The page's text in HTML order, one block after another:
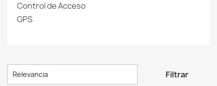
Control de Acceso
GPS
Relevancia Filtrar